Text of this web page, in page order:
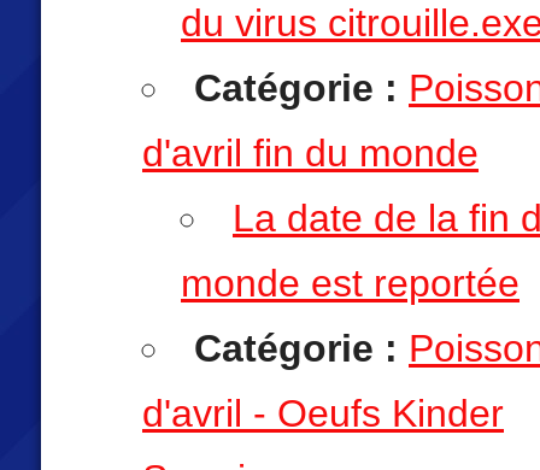
du virus
Catégorie :
d'avril fin du monde
La date de la fin
monde est reportée
Catégorie :
d'avril - Oeufs Kinder